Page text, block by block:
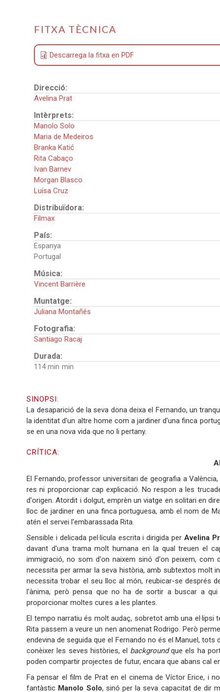
FITXA TÈCNICA
Descarrega la fitxa en PDF
Direcció:
Avelina Prat
Intèrprets:
Manolo Solo
Maria de Medeiros
Branka Katić
Rita Cabaço
Ivan Barnev
Morgan Blasco
Luísa Cruz
Distribuïdora:
Filmax
País:
Espanya
Portugal
Música:
Vincent Barrière
Muntatge:
Juliana Montañés
Fotografia:
Santiago Racaj
Durada:
114 min
SINOPSI:
La desaparició de la seva dona deixa el Fernando, un
la identitat d'un altre home com a jardiner d'una finca
se en una nova vida que no li pertany.
CRÍTICA:
El Fernando, professor universitari de geografia a
res ni proporcionar cap explicació. No respon a les
d'origen. Atordit i dolgut, emprèn un viatge en solitari en
lloc de jardiner en una finca portuguesa, amb el nom de
atén el servei l'embarassada Rita.
Sensible i delicada pel·lícula escrita i dirigida per Avelina
davant d'una trama molt humana en la qual treuen el
immigració, no som d'on naixem sinó d'on peixem, com
necessita per armar la seva història, amb subtextos molt
necessita trobar el seu lloc al món, reubicar-se després
l'ànima, però pensa que no ha de sortir a buscar a
proporcionar moltes cures a les plantes.
El tempo narratiu és molt audaç, sobretot amb una
Rita passem a veure un nen anomenat Rodrigo. Però
endevina de seguida que el Fernando no és el Manuel,
conèixer les seves històries, el backgroundque els ha
poden compartir projectes de futur, encara que abans cal
Fa pensar el film de Prat en el cinema de Víctor Erice, i
fantàstic Manolo Solo, sinó per la seva capacitat de dir